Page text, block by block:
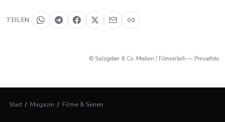
TEILEN
© Salzgeber & Co. Medien / Filmverleih — Pressefoto
Start / Magazin / Filme & Serien